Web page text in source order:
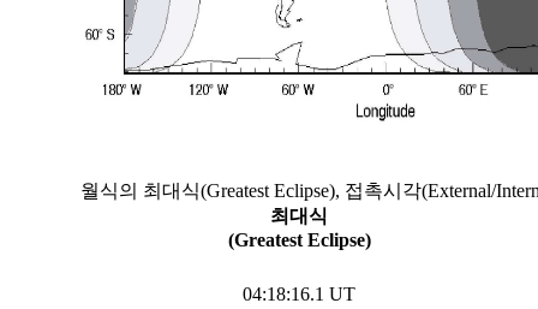
월식의 최대식(Greatest Eclipse), 접촉시각(External/
최대식
(Greatest Eclipse)
04:18:16.1 UT